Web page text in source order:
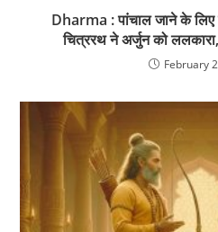
Dharma : पांचाल जाने के लिए
चित्ररथ ने अर्जुन को
February